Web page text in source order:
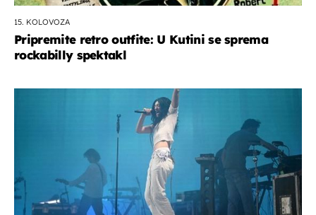
15. KOLOVOZA
Pripremite retro outfite: U Kutini se sprema
rockabilly spektakl